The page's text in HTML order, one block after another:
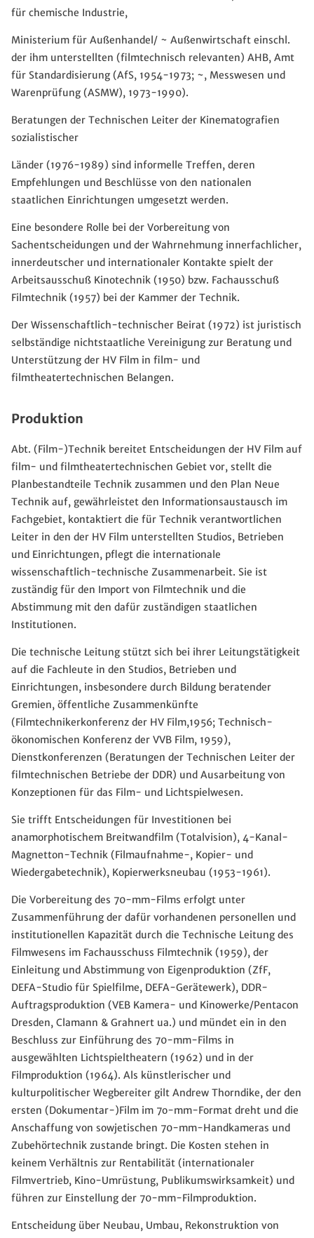
für chemische Industrie,
Ministerium für Außenhandel/ ~ Außenwirtschaft einschl.
der ihm unterstellten (filmtechnisch relevanten) AHB, Amt
für Standardisierung (AfS, 1954-1973; ~, Messwesen und
Warenprüfung (ASMW), 1973-1990).
Beratungen der Technischen Leiter der Kinematografien
sozialistischer
Länder (1976-1989) sind informelle Treffen, deren
Empfehlungen und Beschlüsse von den nationalen
staatlichen Einrichtungen umgesetzt werden.
Eine besondere Rolle bei der Vorbereitung von
Sachentscheidungen und der Wahrnehmung innerfachlicher,
innerdeutscher und internationaler Kontakte spielt der
Arbeitsausschuß Kinotechnik (1950) bzw. Fachausschuß
Filmtechnik (1957) bei der Kammer der Technik.
Der Wissenschaftlich-technischer Beirat (1972) ist juristisch
selbständige nichtstaatliche Vereinigung zur Beratung und
Unterstützung der HV Film in film- und
filmtheatertechnischen Belangen.
Produktion
Abt. (Film-)Technik bereitet Entscheidungen der HV Film auf
film- und filmtheatertechnischen Gebiet vor, stellt die
Planbestandteile Technik zusammen und den Plan Neue
Technik auf, gewährleistet den Informationsaustausch im
Fachgebiet, kontaktiert die für Technik verantwortlichen
Leiter in den der HV Film unterstellten Studios, Betrieben
und Einrichtungen, pflegt die internationale
wissenschaftlich-technische Zusammenarbeit. Sie ist
zuständig für den Import von Filmtechnik und die
Abstimmung mit den dafür zuständigen staatlichen
Institutionen.
Die technische Leitung stützt sich bei ihrer Leitungstätigkeit
auf die Fachleute in den Studios, Betrieben und
Einrichtungen, insbesondere durch Bildung beratender
Gremien, öffentliche Zusammenkünfte
(Filmtechnikerkonferenz der HV Film,1956; Technisch-
ökonomischen Konferenz der VVB Film, 1959),
Dienstkonferenzen (Beratungen der Technischen Leiter der
filmtechnischen Betriebe der DDR) und Ausarbeitung von
Konzeptionen für das Film- und Lichtspielwesen.
Sie trifft Entscheidungen für Investitionen bei
anamorphotischem Breitwandfilm (Totalvision), 4-Kanal-
Magnetton-Technik (Filmaufnahme-, Kopier- und
Wiedergabetechnik), Kopierwerksneubau (1953-1961).
Die Vorbereitung des 70-mm-Films erfolgt unter
Zusammenführung der dafür vorhandenen personellen und
institutionellen Kapazität durch die Technische Leitung des
Filmwesens im Fachausschuss Filmtechnik (1959), der
Einleitung und Abstimmung von Eigenproduktion (ZfF,
DEFA-Studio für Spielfilme, DEFA-Gerätewerk), DDR-
Auftragsproduktion (VEB Kamera- und Kinowerke/Pentacon
Dresden, Clamann & Grahnert ua.) und mündet ein in den
Beschluss zur Einführung des 70-mm-Films in
ausgewählten Lichtspieltheatern (1962) und in der
Filmproduktion (1964). Als künstlerischer und
kulturpolitischer Wegbereiter gilt Andrew Thorndike, der den
ersten (Dokumentar-)Film im 7o-mm-Format dreht und die
Anschaffung von sowjetischen 70-mm-Handkameras und
Zubehörtechnik zustande bringt. Die Kosten stehen in
keinem Verhältnis zur Rentabilität (internationaler
Filmvertrieb, Kino-Umrüstung, Publikumswirksamkeit) und
führen zur Einstellung der 70-mm-Filmproduktion.
Entscheidung über Neubau, Umbau, Rekonstruktion von